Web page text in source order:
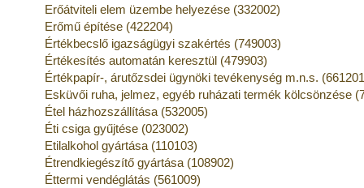
Erőátviteli elem üzembe helyezése (332002)
Erőmű építése (422204)
Értékbecslő igazságügyi szakértés (749003)
Értékesítés automatán keresztül (479903)
Értékpapír-, árutőzsdei ügynöki tevékenység m.n.s.
Esküvői ruha, jelmez, egyéb ruházati termék kölcsönzése
Étel házhozszállítása (532005)
Éti csiga gyűjtése (023002)
Etilalkohol gyártása (110103)
Étrendkiegészítő gyártása (108902)
Éttermi vendéglátás (561009)